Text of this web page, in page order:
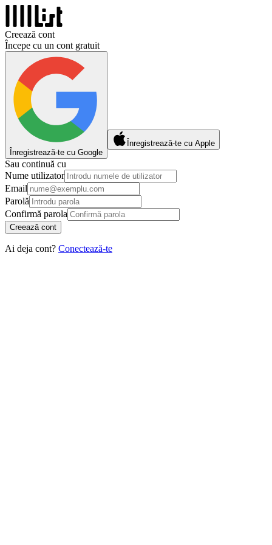
Creează cont
Începe cu un cont gratuit
Înregistrează-te cu Google
Înregistrează-te cu Apple
Sau continuă cu
Nume utilizator
Email
Parolă
Confirmă parola
Creează cont
Ai deja cont? Conectează-te